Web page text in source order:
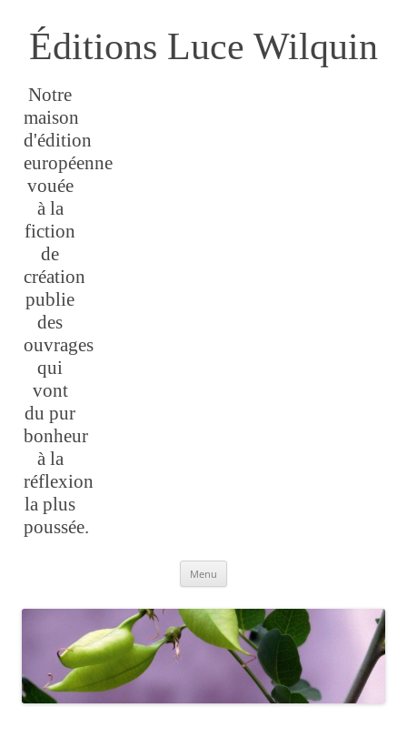
Éditions Luce Wilquin
Notre
maison
d'édition
européenne
vouée
à la
fiction
de
création
publie
des
ouvrages
qui
vont
du pur
bonheur
à la
réflexion
la plus
poussée.
Menu